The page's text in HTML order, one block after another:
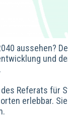
aussehen?
und
Referats für
erlebbar.